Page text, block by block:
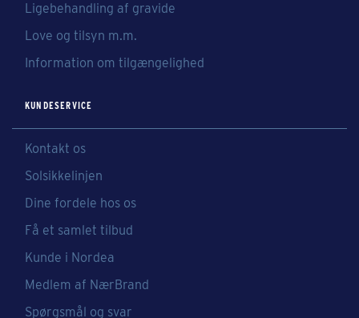
Ligebehandling af gravide
Love og tilsyn m.m.
Information om tilgængelighed
KUNDESERVICE
Kontakt os
Solsikkelinjen
Dine fordele hos os
Få et samlet tilbud
Kunde i Nordea
Medlem af NærBrand
Spørgsmål og svar